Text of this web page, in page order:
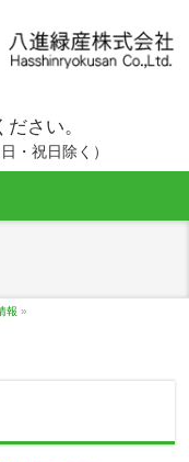
さい。
・祝日除く）
報 »